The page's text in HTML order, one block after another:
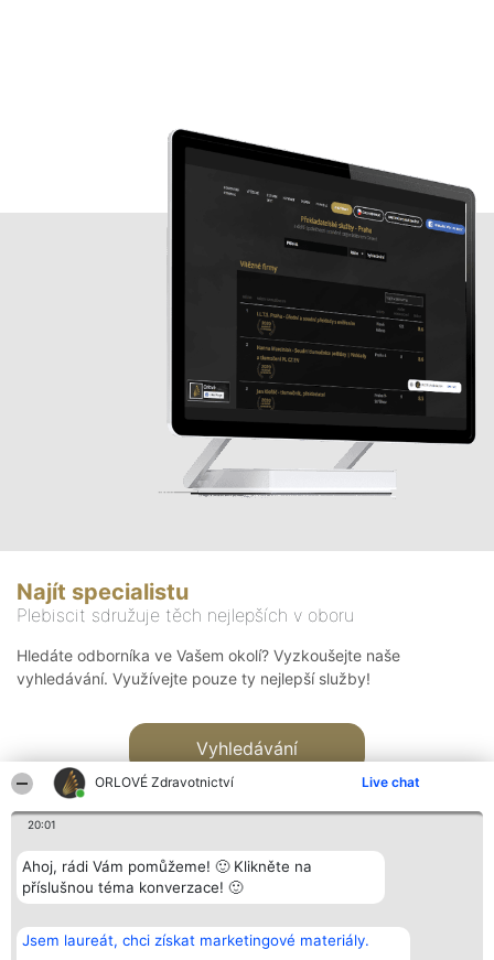
ORLOVÉ Zdravotnictví Live chat
20:01
Ahoj, rádi Vám pomůžeme! 🙂 Klikněte na
příslušnou téma konverzace! 🙂
Jsem laureát, chci získat marketingové materiály.
Najít specialistu
Plebiscit sdružuje těch nejlepších v oboru
Hledáte odborníka ve Vašem okolí? Vyzkoušejte naše
vyhledávání. Využívejte pouze ty nejlepší služby!
Vyhledávání
Bright Side Solutions sp. z o.
o. sp. k.
Vítězové
Seznam všech
Kontakt